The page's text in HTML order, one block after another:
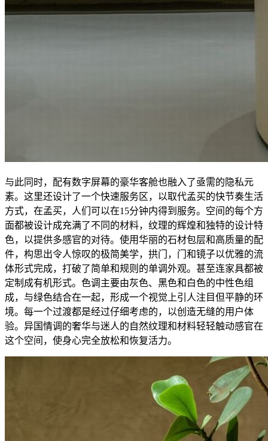
与此同时，配有数字屏幕的豪华客舱也融入了亟需的隐私元
素。这里还设计了一个快速服务区，以取代孟买的快节奏生活
方式，在孟买，人们可以在15分钟内得到服务。空间的每个方
面都被设计成充满了不同的材料，纹理的辉煌和独特的设计特
色，以提供多感官的对待。使用华丽的石材包层和高质量的配
件，构思出令人惊叹的极简美学，拱门，门和镜子以优雅的流
体形式完成，打破了简单和规则的单调外观。甚至连家具都被
定制成有机形式。色调主要由灰色、黑色和白色的中性色组
成，与绿色结合在一起，形成一个视觉上引人注目但平静的环
境。每一个过渡都是经过仔细考虑的，以创造无缝的用户体
验。异国情调的奢华与迷人的自然纹理和材料轻轻触动感官在
这个空间，使身心完全放松和恢复活力。